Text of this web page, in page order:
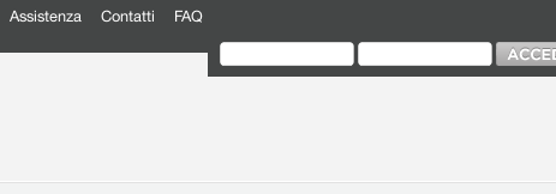
Assistenza Contatti FAQ